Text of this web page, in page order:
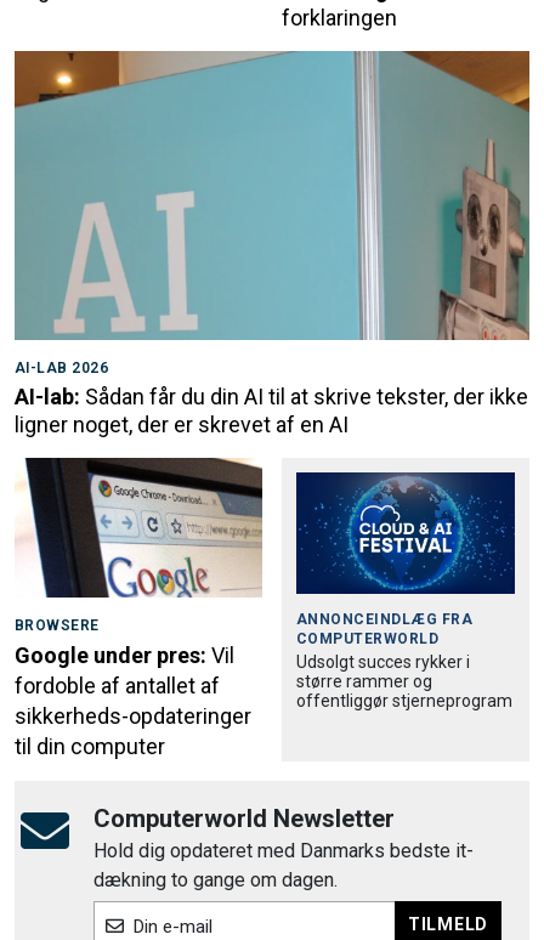
forklaringen
AI-LAB 2026
AI-lab: Sådan får du din AI til at skrive tekster, der ikke
ligner noget, der er skrevet af en AI
BROWSERE
Google under pres: Vil
fordoble af antallet af
sikkerheds-opdateringer
til din computer
ANNONCEINDLÆG FRA
COMPUTERWORLD
Udsolgt succes rykker i
større rammer og
offentliggør stjerneprogram
Computerworld Newsletter
Hold dig opdateret med Danmarks bedste it-
dækning to gange om dagen.
Din e-mail TILMELD